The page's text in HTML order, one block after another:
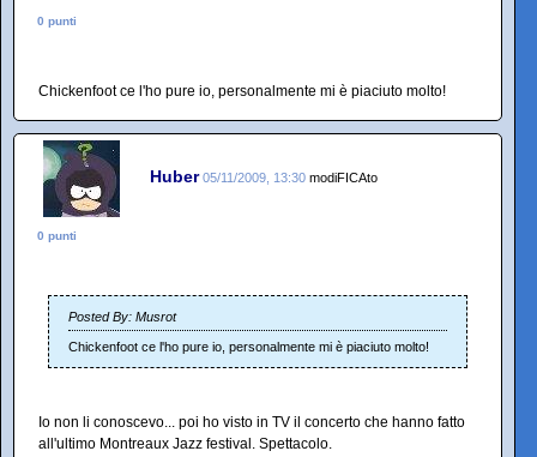
0 punti
Chickenfoot ce l'ho pure io, personalmente mi è piaciuto molto!
Huber 05/11/2009, 13:30 modiFICAto
0 punti
Posted By: Musrot
Chickenfoot ce l'ho pure io, personalmente mi è piaciuto molto!
Io non li conoscevo... poi ho visto in TV il concerto che hanno fatto
all'ultimo Montreaux Jazz festival. Spettacolo.